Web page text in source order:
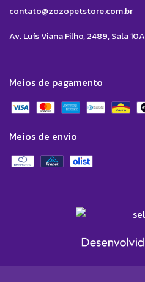
contato@zozopetstore.com.br
Av. Luís Viana Filho, 2489, Sala 10A
Meios de pagamento
Meios de envio